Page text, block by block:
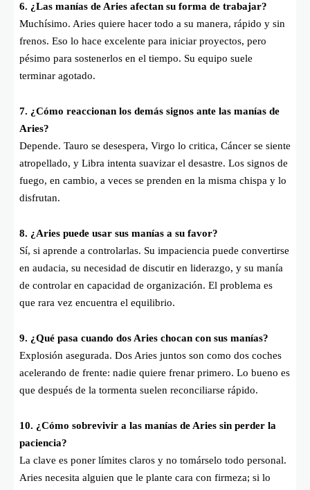
6. ¿Las manías de Aries afectan su forma de trabajar?
Muchísimo. Aries quiere hacer todo a su manera, rápido y sin
frenos. Eso lo hace excelente para iniciar proyectos, pero
pésimo para sostenerlos en el tiempo. Su equipo suele
terminar agotado.
7. ¿Cómo reaccionan los demás signos ante las manías de
Aries?
Depende. Tauro se desespera, Virgo lo critica, Cáncer se siente
atropellado, y Libra intenta suavizar el desastre. Los signos de
fuego, en cambio, a veces se prenden en la misma chispa y lo
disfrutan.
8. ¿Aries puede usar sus manías a su favor?
Sí, si aprende a controlarlas. Su impaciencia puede convertirse
en audacia, su necesidad de discutir en liderazgo, y su manía
de controlar en capacidad de organización. El problema es
que rara vez encuentra el equilibrio.
9. ¿Qué pasa cuando dos Aries chocan con sus manías?
Explosión asegurada. Dos Aries juntos son como dos coches
acelerando de frente: nadie quiere frenar primero. Lo bueno es
que después de la tormenta suelen reconciliarse rápido.
10. ¿Cómo sobrevivir a las manías de Aries sin perder la
paciencia?
La clave es poner límites claros y no tomárselo todo personal.
Aries necesita alguien que le plante cara con firmeza; si lo